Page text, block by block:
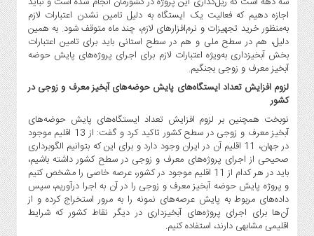
اجازه دهیم که فعالیت یک ایستگاه به دلیل تامین نشدن اعتبارات لازم
به‌منظور خرید تجهیزات و نرم‌افزارهای لازم، چند ماه متوقف شود. به همین
دلیل، هم در سطح ملی و هم در سطح استانی باید برای تامین اعتبارات
بخش آبخیزداری به‌ویژه اعتبارات لازم برای اجرای پروژه‌های پایش حوضه
آبخیز معرف و زوجی بجنگیم.
لزوم افزایش تعداد ایستگاه‌های پایش حوضه‌های آبخیز معرف و زوجی در
کشور
نوبخت همچنین بر لزوم افزایش تعداد ایستگاه‌های پایش حوضه‌های
آبخیز معرف و زوجی در سطح کشور تاکید کرد و گفت: از 13 اقلیم موجود
در جهان، 11 اقلیم آن در ایران وجود دارد و برای این که بتوانیم الگوبرداری
صحیحی از اجرای پروژه‌های معرف و زوجی در سطح کشور داشته باشیم،
باید در هر کدام از 11 اقلیم موجود در کشور، عرصه خاصی را مشخص کنیم
و پروژه پایش حوضه آبخیز معرف و زوجی را در آن به اجرا درآوریم، سپس
داده‌های مربوط به پایش عرصه‌های نمونه را به مرور استخراج کرده و از
آن‌ها برای اجرای پروژه‌های آبخیزداری در دیگر نقاط کشور که شرایط
اقلیمی مشابهی دارند، استفاده کنیم.